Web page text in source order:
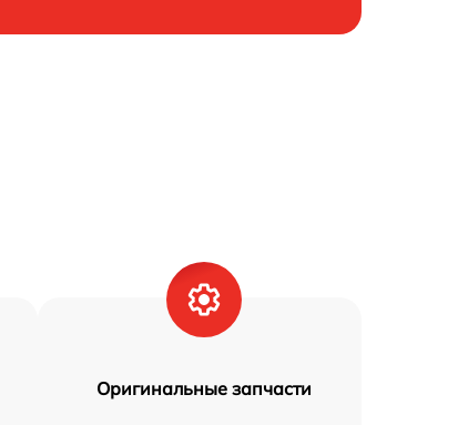
Оригинальные запчасти